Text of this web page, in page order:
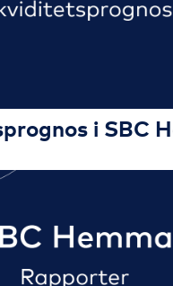
i SBC